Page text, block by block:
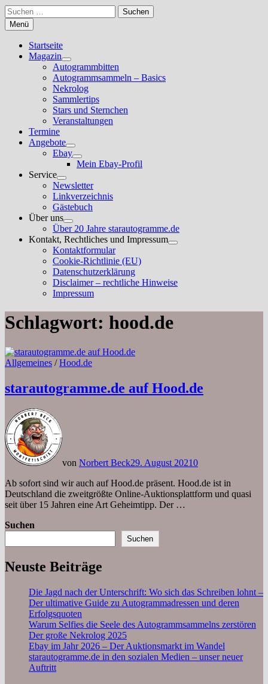
Suchen
nach:
Menü
Startseite
Magazin
Untermenü
anzeigen
Autogrammbitten
Autogrammsammeln – Basics
Nekrolog
Sammlertips
Stars und Sternchen
Veranstaltungen
Termine
Angebote
Untermenü
anzeigen
Ebay
Untermenü
anzeigen
Mein Ebay-Profil
Service
Untermenü
anzeigen
Newsletter
Linkverzeichnis
Gästebuch
Über uns
Untermenü
anzeigen
Über 20 Jahre starautogramme.de
Kontakt, Rechtliches und Impressum
Untermenü
Kontaktformular
Cookie-Richtlinie (EU)
Datenschutzerklärung
Disclaimer – rechtliche Hinweise
Impressum
Schlagwort: hood.de
Allgemeines /Hood.de
starautogramme.de auf Hood.de
von Norbert Beck29. August 20210
Ab sofort sind wir auch auf Hood.de präsent. Hood.de ist in
Deutschland die zweitgrößte Online-Auktionsplattform und quasi
seit über 15 Jahren eine Art Geheimtipp. Der …
Suchen
Suchen
Neuste Beiträge
Die Jagd nach der Unterschrift: Wo sich das Schreiben lohnt –
Der ultimative Guide zu Autogrammadressen und deren
Erfolgsquoten
Warum Selfies die Seele des Autogrammsammelns zerstören
Der große Nekrolog 2025
Ebay im Jahr 2026 – Der Auktionsmarkt im Wandel
starautogramme.de in den sozialen Medien – unser neuer
Auftritt